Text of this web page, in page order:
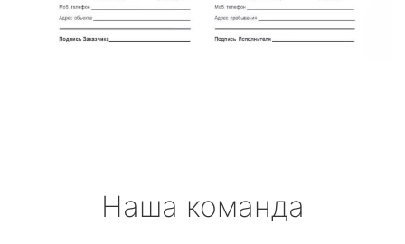
Наша команда